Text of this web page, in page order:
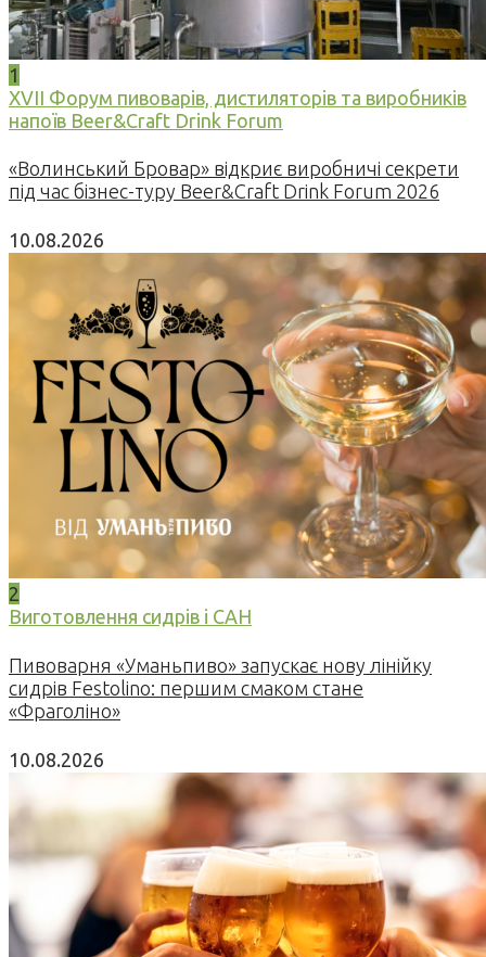
1
XVII Форум пивоварів, дистиляторів та виробників
напоїв Beer&Craft Drink Forum
«Волинський Бровар» відкриє виробничі секрети
під час бізнес-туру Beer&Craft Drink Forum 2026
10.08.2026
2
Виготовлення сидрів і САН
Пивоварня «Уманьпиво» запускає нову лінійку
сидрів Festolino: першим смаком стане
«Фраголіно»
10.08.2026